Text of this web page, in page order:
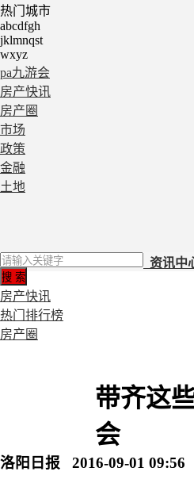
热门城市
abcdfgh
jklmnqst
wxyz
pa九游会
房产快讯
房产圈
市场
政策
金融
土地
房产快讯
热门排行榜
房产圈
资讯中
带齐这
会
洛阳日报 2016-09-01 09:56